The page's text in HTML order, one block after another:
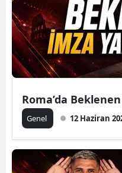
Roma’da
Genel 12 Haziran